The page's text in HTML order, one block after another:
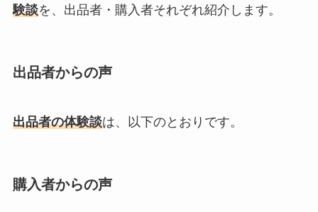
験談を、出品者・購入者それぞれ紹介します。
出品者からの声
出品者の体験談は、以下のとおりです。
購入者からの声